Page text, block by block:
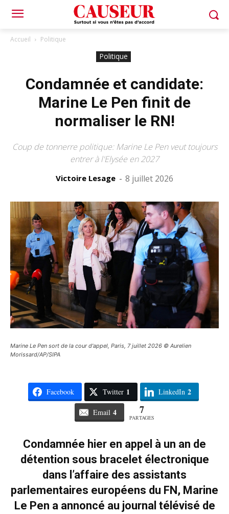
Accueil Politique
Politique
Condamnée et candidate:
Marine Le Pen finit de
normaliser le RN!
Coup de tonnerre politique: Marine Le Pen veut toujours
entrer à l'Elysée en 2027
Victoire Lesage - 8 juillet 2026
Marine Le Pen sort de la cour d'appel, Paris, 7 juillet 2026 © Aurelien
Morissard/AP/SIPA
Facebook Twitter 1 LinkedIn 2
Email 4 7
PARTAGES
Condamnée hier en appel à un an de
détention sous bracelet électronique
dans l’affaire des assistants
parlementaires européens du FN, Marine
Le Pen a annoncé au journal télévisé de